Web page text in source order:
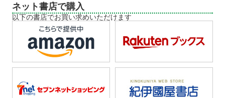
ネット書店で購入
以下の書店でお買い求めいただけます